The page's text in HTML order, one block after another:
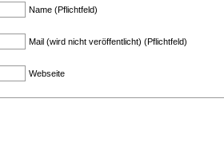
Name (Pflichtfeld)
Mail (wird nicht veröffentlicht) (Pflichtfeld)
Webseite